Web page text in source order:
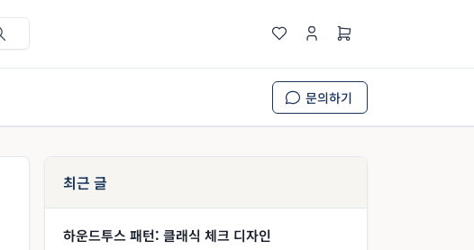
문의하기
최근 글
하운드투스 패턴: 클래식 체크 디자인